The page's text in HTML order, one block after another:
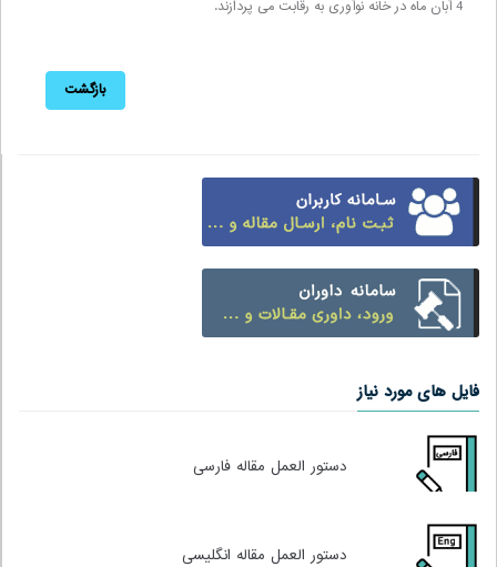
4 آبان ماه در خانه نوآوری به رقابت می‌ پردازند.
بازگشت
فایل های مورد نیاز
دستور العمل مقاله فارسی
دستور العمل مقاله انگلیسی